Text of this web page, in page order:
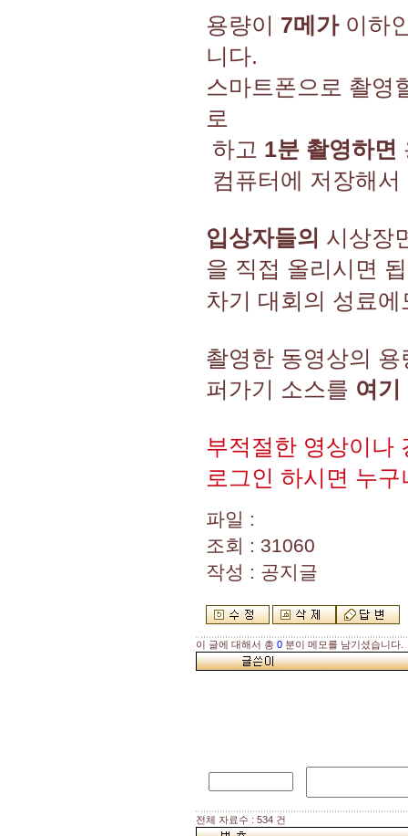
용량이 7메가이하
니다.
스마트폰으로 촬영
로
하고 1분 촬영하면
컴퓨터에 저장해
입상자들의 시상장
을 직접 올리시면
차기 대회의 성료
촬영한 동영상의
퍼가기 소스를 여
부적절한 영상이나
로그인 하시면 누
파일 :
조회 : 31060
작성 : 공지글
이 글에 대해서 총 0 분이 메모를 남기셨습니다.
전체 자료수 : 534 건